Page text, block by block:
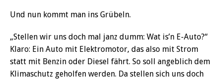
Und nun kommt man ins Grübeln.
„Stellen wir uns doch mal janz dumm: Wat is’n E-Auto?“
Klaro: Ein Auto mit Elektromotor, das also mit Strom
statt mit Benzin oder Diesel fährt. So soll angeblich dem
Klimaschutz geholfen werden. Da stellen sich uns doch